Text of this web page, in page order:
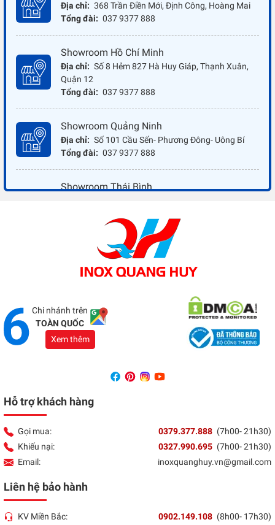
Địa chỉ: 368 Trần Điền Mới, Định Công, Hoàng Mai
Tổng đài: 037 9377 888
Showroom Hồ Chí Minh
Địa chỉ: Số 8 Hẻm 827 Hà Huy Giáp, Thạnh Xuân,
Quận 12
Tổng đài: 037 9377 888
Showroom Quảng Ninh
Địa chỉ: Số 101 Cầu Sến- Phương Đông- Uông Bí
Tổng đài: 037 9377 888
Showroom Thái Bình
037 9377 888
Showroom Đồng Nai
Địa chỉ: 1066 - QL 51 Tổ 3- Ấp Đồng- Phước Tân-
Chi nhánh trên
TOÀN QUỐC
Xem thêm
Hỗ trợ khách hàng
Gọi mua: 0379.377.888 (7h00- 21h30)
Khiếu nại:
0327.990.695 (7h00- 21h30)
Email:
inoxquanghuy.vn@gmail.com
Liên hệ bảo hành
KV Miền Bắc: 0902.149.108 (8h00- 17h30)